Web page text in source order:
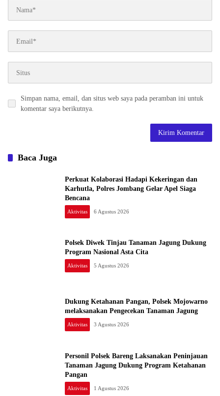
Simpan nama, email, dan situs web saya pada peramban ini untuk
komentar saya berikutnya.
Baca Juga
Perkuat Kolaborasi Hadapi Kekeringan dan
Karhutla, Polres Jombang Gelar Apel Siaga
Bencana
Aktivitas 6 Agustus 2026
Polsek Diwek Tinjau Tanaman Jagung Dukung
Program Nasional Asta Cita
Aktivitas 5 Agustus 2026
Dukung Ketahanan Pangan, Polsek Mojowarno
melaksanakan Pengecekan Tanaman Jagung
Aktivitas 3 Agustus 2026
Personil Polsek Bareng Laksanakan Peninjauan
Tanaman Jagung Dukung Program Ketahanan
Pangan
Aktivitas 1 Agustus 2026